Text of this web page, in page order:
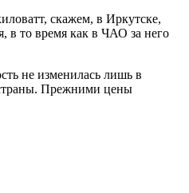
скажем, в Иркутске,
в то время как в ЧАО за него
не изменилась лишь в
Прежними цены